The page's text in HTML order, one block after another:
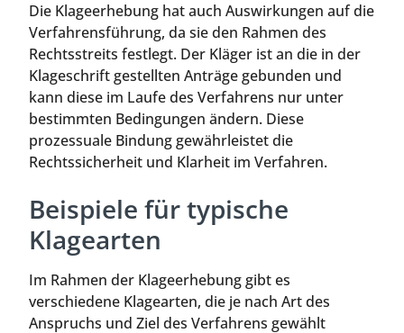
Die Klageerhebung hat auch Auswirkungen auf die
Verfahrensführung, da sie den Rahmen des
Rechtsstreits festlegt. Der Kläger ist an die in der
Klageschrift gestellten Anträge gebunden und
kann diese im Laufe des Verfahrens nur unter
bestimmten Bedingungen ändern. Diese
prozessuale Bindung gewährleistet die
Rechtssicherheit und Klarheit im Verfahren.
Beispiele für typische
Klagearten
Im Rahmen der Klageerhebung gibt es
verschiedene Klagearten, die je nach Art des
Anspruchs und Ziel des Verfahrens gewählt